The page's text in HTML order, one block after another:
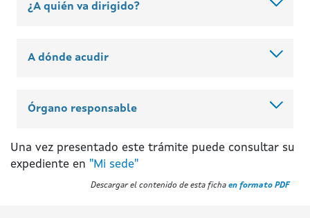
¿A quién va dirigido?
A dónde acudir
Órgano responsable
Una vez presentado este trámite puede consultar su
expediente en "Mi sede"
Descargar el contenido de esta ficha en formato PDF